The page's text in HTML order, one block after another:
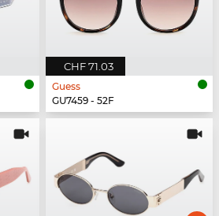
CHF 71.03
Guess
GU7459 - 52F